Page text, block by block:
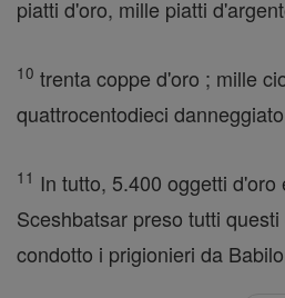
piatti d'oro, mille piatti
10 trenta coppe d'oro ; mille
quattrocentodieci
11 In tutto, 5.400 oggetti d'oro
Sceshbatsar preso tutti
condotto i prigionieri da